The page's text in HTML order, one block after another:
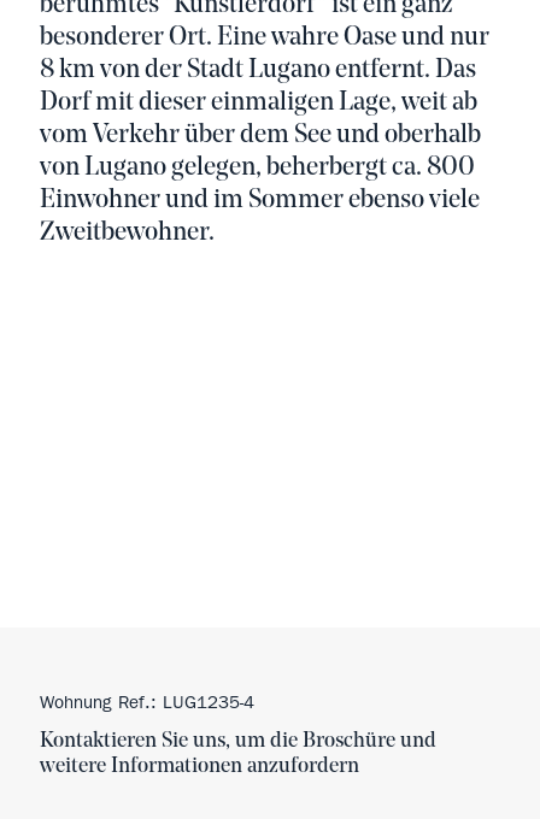
besonderer Ort. Eine wahre Oase und nur
8 km von der Stadt Lugano entfernt. Das
Dorf mit dieser einmaligen Lage, weit ab
vom Verkehr über dem See und oberhalb
von Lugano gelegen, beherbergt ca. 800
Einwohner und im Sommer ebenso viele
Zweitbewohner.
Wohnung Ref.: LUG1235-4
Kontaktieren Sie uns, um die Broschüre und
weitere Informationen anzufordern